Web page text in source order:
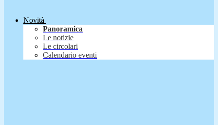
Novità
Panoramica
Le notizie
Le circolari
Calendario eventi